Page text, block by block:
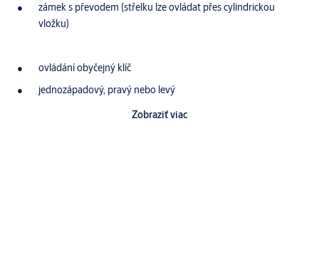
zámek s převodem (střelku lze ovládat přes cylindrickou
vložku)
ovládání obyčejný klíč
jednozápadový, pravý nebo levý
zámek bez převodem (střelku lnelze ovládat přes klíč)
Zobraziť viac